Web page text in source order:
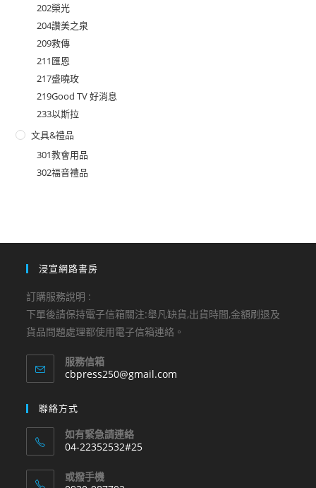
202榮光
204讚美之泉
209救傳
211匯恩
217盛曉玫
219Good TV 好消息
233以斯拉
文具&禮品
301教會用品
302福音禮品
浸宣網路書房
訂購服務說明 :
下單後請保持電子信箱關注:舉凡缺貨,出貨時間,金額刷退及
貨品問題處理都使用電子信箱連絡。
服務信箱
cbpress250@gmail.com
聯絡方式
如有緊急請連絡
04-22352532#25
in
或撥手機